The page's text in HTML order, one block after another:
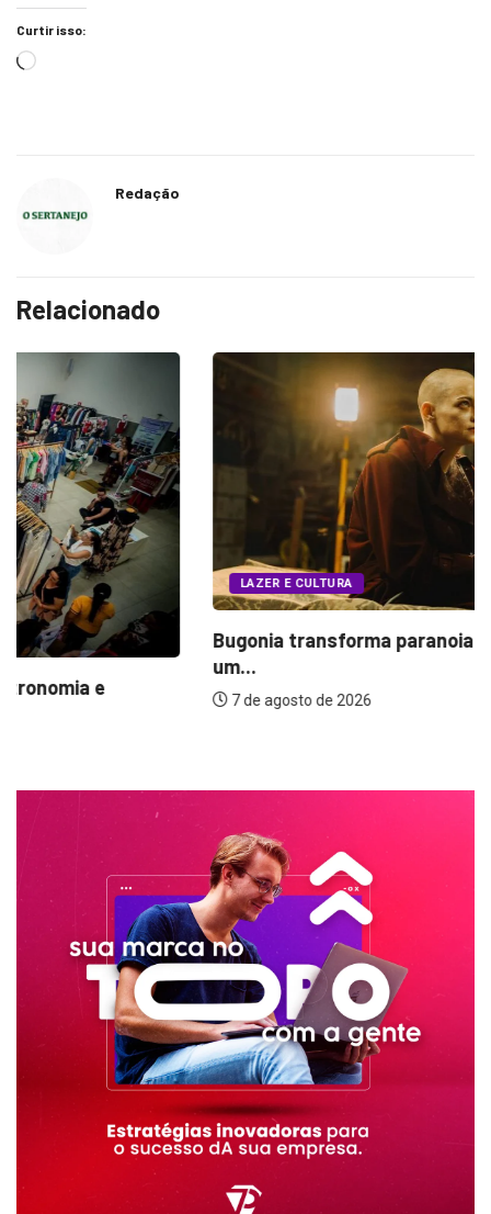
Curtir isso:
Redação
Relacionado
LAZER E CULTURA
Bugonia transforma paranoia e conspiração em
7 de agosto de 2026